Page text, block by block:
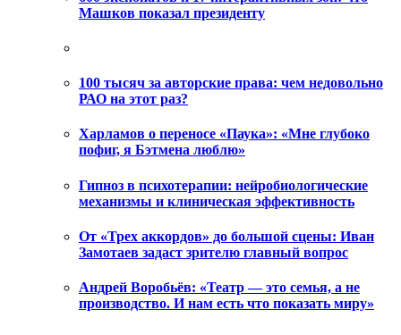
Машков показал президенту
100 тысяч за авторские права: чем недовольно
РАО на этот раз?
Харламов о переносе «Паука»: «Мне глубоко
пофиг, я Бэтмена люблю»
Гипноз в психотерапии: нейробиологические
механизмы и клиническая эффективность
От «Трех аккордов» до большой сцены: Иван
Замотаев задаст зрителю главный вопрос
Андрей Воробьёв: «Театр — это семья, а не
производство. И нам есть что показать миру»